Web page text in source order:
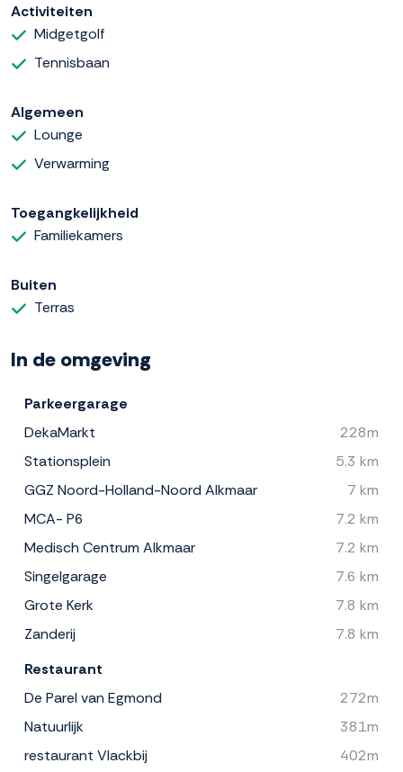
Activiteiten
Midgetgolf
Tennisbaan
Algemeen
Lounge
Verwarming
Toegangkelijkheid
Familiekamers
Buiten
Terras
In de omgeving
Parkeergarage
DekaMarkt
228m
Stationsplein
5.3 km
GGZ Noord-Holland-Noord Alkmaar
7 km
MCA- P6
7.2 km
Medisch Centrum Alkmaar
7.2 km
Singelgarage
7.6 km
Grote Kerk
7.8 km
Zanderij
7.8 km
Restaurant
De Parel van Egmond
272m
Natuurlijk
381m
restaurant Vlackbij
402m